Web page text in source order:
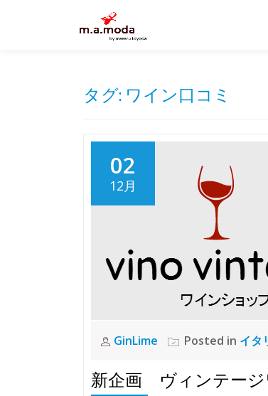
タグ: ワイン口コミ
02
12月
GinLime Posted in イタ
新企画 ヴィンテージ